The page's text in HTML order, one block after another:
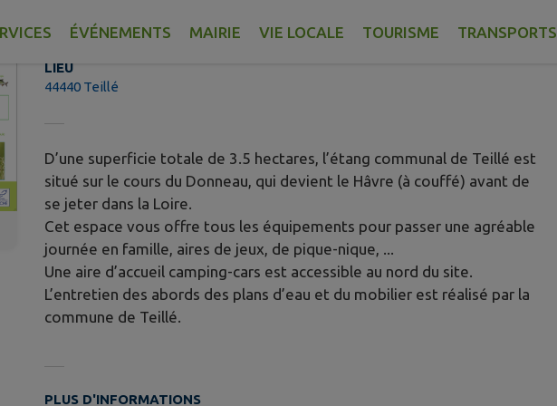
ÉVÉNEMENTS MAIRIE VIE LOCALE TOURISME
LIEU
44440 Teillé
D’une superficie totale de 3.5 hectares, l’étang communal de Teillé est
situé sur le cours du Donneau, qui devient le Hâvre (à couffé) avant de
se jeter dans la Loire.
Cet espace vous offre tous les équipements pour passer une agréable
journée en famille, aires de jeux, de pique-nique, ...
Une aire d’accueil camping-cars est accessible au nord du site.
L’entretien des abords des plans d’eau et du mobilier est réalisé par la
commune de Teillé.
PLUS D'INFORMATIONS